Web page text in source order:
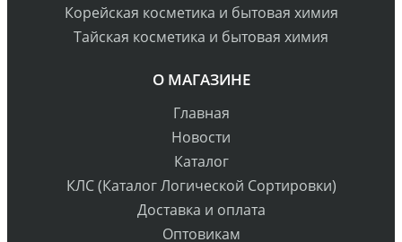
Корейская косметика и бытовая химия
Тайская косметика и бытовая химия
О МАГАЗИНЕ
Главная
Новости
Каталог
КЛС (Каталог Логической Сортировки)
Доставка и оплата
Оптовикам